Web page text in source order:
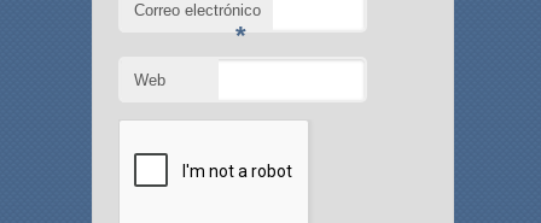
Correo electrónico
*
Web